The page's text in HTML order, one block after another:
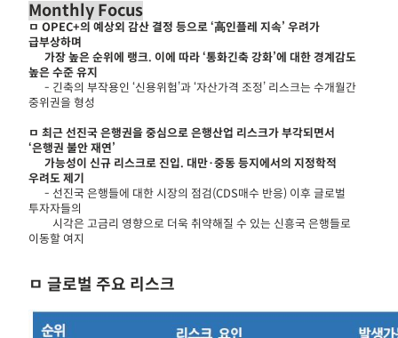
Monthly Focus
ㅁ OPEC+의 예상외 감산 결정 등으로 ‘高인플레 지속’ 우려가
급부상하며
가장 높은 순위에 랭크. 이에 따라 ‘통화긴축 강화’에 대한 경계감도
높은 수준 유지
- 긴축의 부작용인 ‘신용위험’과 ‘자산가격 조정’ 리스크는 수개월간
중위권을 형성
ㅁ 최근 선진국 은행권을 중심으로 은행산업 리스크가 부각되면서
‘은행권 불안 재연’
가능성이 신규 리스크로 진입. 대만·중동 등지에서의 지정학적
우려도 제기
- 선진국 은행들에 대한 시장의 점검(CDS매수 반응) 이후 글로벌
투자자들의
시각은 고금리 영향으로 더욱 취약해질 수 있는 신흥국 은행들로
이동할 여지
ㅁ 글로벌 주요 리스크